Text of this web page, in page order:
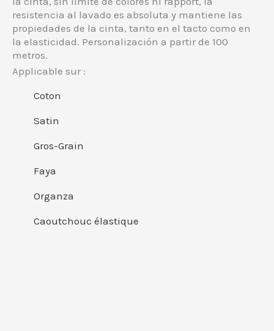
resistencia al lavado es absoluta y mantiene las
propiedades de la cinta, tanto en el tacto como en
la elasticidad. Personalización a partir de 100
metros.
Applicable sur :
Coton
Satin
Gros-Grain
Faya
Organza
Caoutchouc élastique